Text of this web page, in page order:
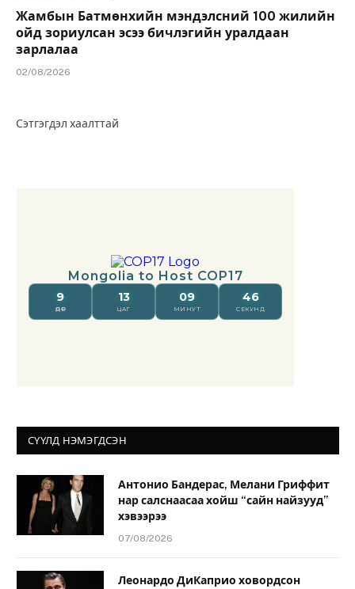
Жамбын Батмөнхийн мэндэлсний 100 жилийн
ойд зориулсан эсээ бичлэгийн уралдаан
зарлалаа
02/08/2026
Сэтгэгдэл хаалттай
СҮҮЛД НЭМЭГДСЭН
Антонио Бандерас, Мелани Гриффит
нар салснаасаа хойш “сайн найзууд”
хэвээрээ
07/08/2026
Леонардо ДиКаприо ховордсон